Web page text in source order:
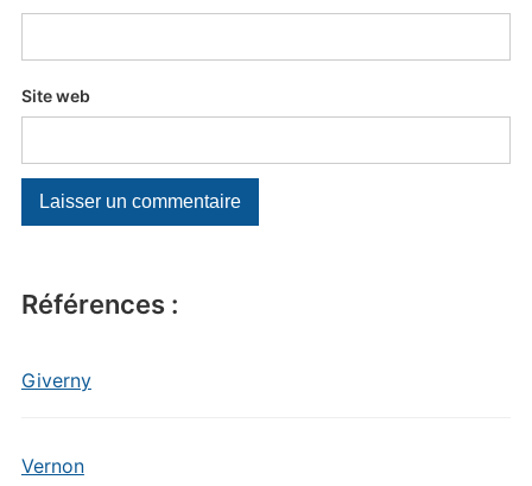
Références :
Giverny
Vernon
Site web